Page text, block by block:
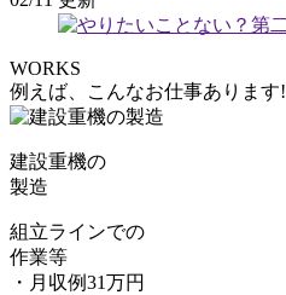
WORKS
例えば、こんなお仕事あります!
建設重機の
製造
組立ラインでの
作業等
・月収例31万円